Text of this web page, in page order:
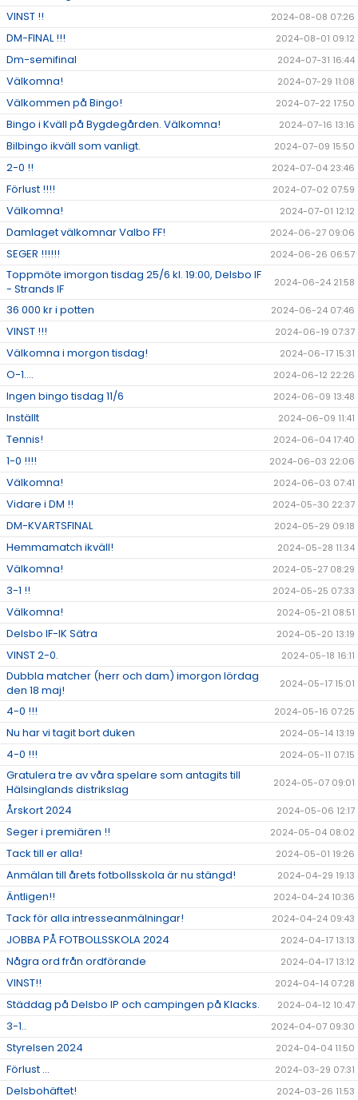
VINST !! 2024-08-08 07:26
DM-FINAL !!! 2024-08-01 09:12
Dm-semifinal 2024-07-31 16:44
Välkomna! 2024-07-29 11:08
Välkommen på Bingo! 2024-07-22 17:50
Bingo i Kväll på Bygdegården. Välkomna! 2024-07-16 13:16
Bilbingo ikväll som vanligt. 2024-07-09 15:50
2-0 !! 2024-07-04 23:46
Förlust !!!! 2024-07-02 07:59
Välkomna! 2024-07-01 12:12
Damlaget välkomnar Valbo FF! 2024-06-27 09:06
SEGER !!!!!! 2024-06-26 06:57
Toppmöte imorgon tisdag 25/6 kl. 19:00, Delsbo IF
- Strands IF
2024-06-24 21:58
36 000 kr i potten 2024-06-24 07:46
VINST !!! 2024-06-19 07:37
Välkomna i morgon tisdag! 2024-06-17 15:31
O-1.... 2024-06-12 22:26
Ingen bingo tisdag 11/6 2024-06-09 13:48
Inställt 2024-06-09 11:41
Tennis! 2024-06-04 17:40
1-0 !!!! 2024-06-03 22:06
Välkomna! 2024-06-03 07:41
Vidare i DM !! 2024-05-30 22:37
DM-KVARTSFINAL 2024-05-29 09:18
Hemmamatch ikväll! 2024-05-28 11:34
Välkomna! 2024-05-27 08:29
3-1 !! 2024-05-25 07:33
Välkomna! 2024-05-21 08:51
Delsbo IF-IK Sätra 2024-05-20 13:19
VINST 2-0. 2024-05-18 16:11
Dubbla matcher (herr och dam) imorgon lördag
den 18 maj!
2024-05-17 15:01
4-0 !!! 2024-05-16 07:25
Nu har vi tagit bort duken 2024-05-14 13:19
4-0 !!! 2024-05-11 07:15
Gratulera tre av våra spelare som antagits till
Hälsinglands distrikslag
2024-05-07 09:01
Årskort 2024 2024-05-06 12:17
Seger i premiären !! 2024-05-04 08:02
Tack till er alla! 2024-05-01 19:26
Anmälan till årets fotbollsskola är nu stängd! 2024-04-29 19:13
Äntligen!! 2024-04-24 10:36
Tack för alla intresseanmälningar! 2024-04-24 09:43
JOBBA PÅ FOTBOLLSSKOLA 2024 2024-04-17 13:13
Några ord från ordförande 2024-04-17 13:12
VINST!! 2024-04-14 07:28
Städdag på Delsbo IP och campingen på Klacks. 2024-04-12 10:47
3-1.. 2024-04-07 09:30
Styrelsen 2024 2024-04-04 11:50
Förlust ... 2024-03-29 07:31
Delsbohäftet! 2024-03-26 11:53